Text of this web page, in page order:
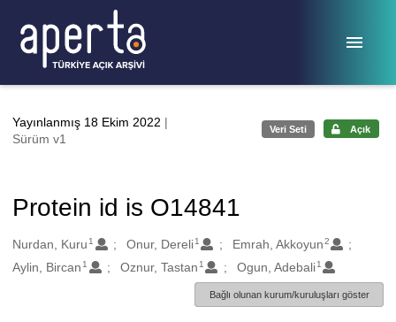
Yayınlanmış 18 Ekim 2022 |
Sürüm v1
Veri Seti Açık
Protein id is O14841
Oluşturanlar
Nurdan, Kuru 1 Onur, Dereli 1 Emrah, Akkoyun2
Aylin, Bircan 1 Oznur, Tastan 1 Ogun, Adebali 1
Bağlı olunan kurum/kuruluşları göster